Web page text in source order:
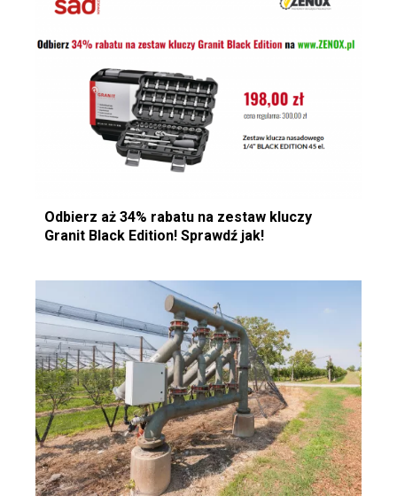
Odbierz aż 34% rabatu na zestaw kluczy
Granit Black Edition! Sprawdź jak!